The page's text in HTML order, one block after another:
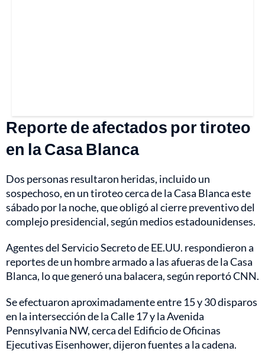
Reporte de afectados por tiroteo
en la Casa Blanca
Dos personas resultaron heridas, incluido un
sospechoso, en un tiroteo cerca de la Casa Blanca este
sábado por la noche, que obligó al cierre preventivo del
complejo presidencial, según medios estadounidenses.
Agentes del Servicio Secreto de EE.UU. respondieron a
reportes de un hombre armado a las afueras de la Casa
Blanca, lo que generó una balacera, según reportó CNN.
Se efectuaron aproximadamente entre 15 y 30 disparos
en la intersección de la Calle 17 y la Avenida
Pennsylvania NW, cerca del Edificio de Oficinas
Ejecutivas Eisenhower, dijeron fuentes a la cadena.